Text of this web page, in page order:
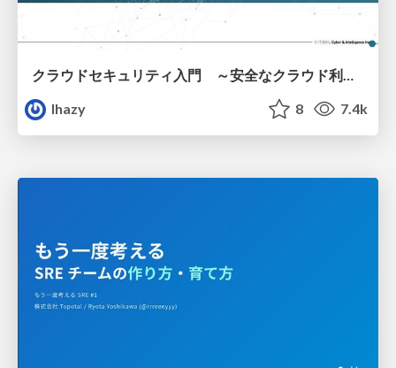
クラウドセキュリティ入門 ～安全なクラウド利用のための基礎知識～
lhazy
8 7.4k